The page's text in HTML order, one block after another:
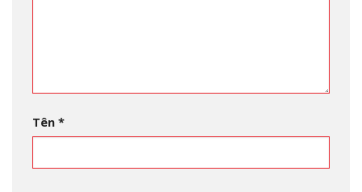
Tên *